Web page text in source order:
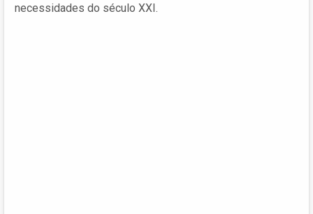
necessidades do século XXI.